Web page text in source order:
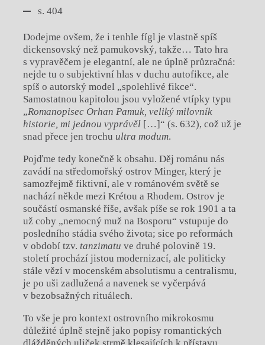
s. 404
Dodejme ovšem, že i tenhle fígl je vlastně spíš
dickensovský než pamukovský, takže… Tato hra
s vypravěčem je elegantní, ale ne úplně průzračná:
nejde tu o subjektivní hlas v duchu autofikce, ale
spíš o autorský model „spolehlivé fikce“.
Samostatnou kapitolou jsou vyložené vtípky typu
„Romanopisec Orhan Pamuk, veliký milovník
historie, mi jednou vyprávěl[…]“ (s. 632), což už je
snad přece jen trochu ultra modum.
Pojďme tedy konečně k obsahu. Děj románu nás
zavádí na středomořský ostrov Minger, který je
samozřejmě fiktivní, ale v románovém světě se
nachází někde mezi Krétou a Rhodem. Ostrov je
součástí osmanské říše, avšak píše se rok 1901 a ta
už coby „nemocný muž na Bosporu“ vstupuje do
posledního stádia svého života; sice po reformách
v období tzv. tanzimatu ve druhé polovině 19.
století prochází jistou modernizací, ale politicky
stále vězí v mocenském absolutismu a centralismu,
je po uši zadlužená a navenek se vyčerpává
v bezobsažných rituálech.
To vše je pro kontext ostrovního mikrokosmu
důležité úplně stejně jako popisy romantických